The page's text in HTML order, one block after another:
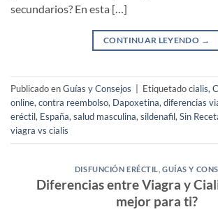
secundarios? En esta […]
CONTINUAR LEYENDO →
Publicado enGuías y Consejos Etiquetadocialis,
online, contra reembolso, Dapoxetina, diferencias
eréctil, España, salud masculina, sildenafil, Sin
viagra vs cialis
DISFUNCIÓN ERÉCTIL ,GUÍAS Y
Diferencias entre Viagra y
mejor para ti?